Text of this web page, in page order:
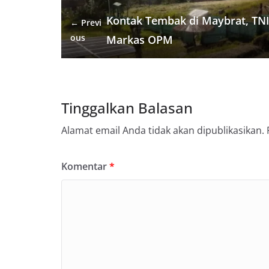
k m p s
t
← Previ
ous
Kontak Tembak di Maybrat,
Markas OPM
Tinggalkan Balasan
Alamat email Anda tidak akan dipublikasikan.
Komentar*